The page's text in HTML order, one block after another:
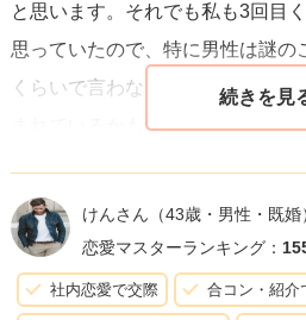
と思います。それでも私も3回目
思っていたので、特に男性は謎の
くらいで言わないといけないのか
まれているかもしれません。「前
もいいかもしれませんね。
けんさん （43歳・男性・既婚
恋愛マスターランキング：
社内恋愛で交際 合コン・紹介